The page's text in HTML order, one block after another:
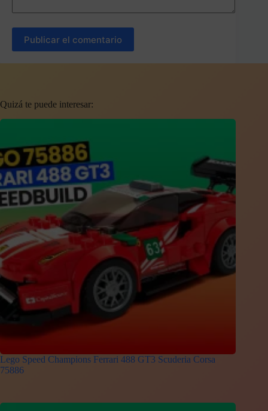
Publicar el comentario
Quizá te puede interesar:
Lego Speed Champions Ferrari 488 GT3 Scuderia Corsa
75886